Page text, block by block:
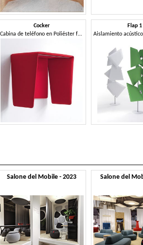
Cocker
Cabina de teléfono en Poliéster fonoabsorbente
Flap 1
Salone del Mobile - 2023 Salone del